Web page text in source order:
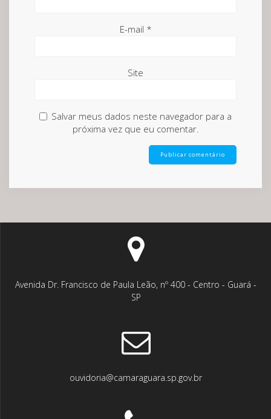
E-mail *
Site
Salvar meus dados neste navegador para a
próxima vez que eu comentar.
Avenida Dr. Francisco de Paula Leão, nº 400 - Centro - Guará -
SP
ouvidoria@camaraguara.sp.gov.br